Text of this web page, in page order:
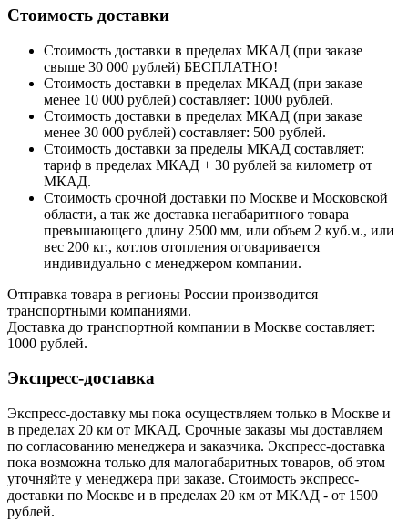
Стоимость доставки
Стоимость доставки в пределах МКАД (при заказе
свыше 30 000 рублей) БЕСПЛАТНО!
Стоимость доставки в пределах МКАД (при заказе
менее 10 000 рублей) составляет: 1000 рублей.
Стоимость доставки в пределах МКАД (при заказе
менее 30 000 рублей) составляет: 500 рублей.
Стоимость доставки за пределы МКАД составляет:
тариф в пределах МКАД + 30 рублей за километр от
МКАД.
Стоимость срочной доставки по Москве и Московской
области, а так же доставка негабаритного товара
превышающего длину 2500 мм, или объем 2 куб.м., или
вес 200 кг., котлов отопления оговаривается
индивидуально с менеджером компании.
Отправка товара в регионы России производится
транспортными компаниями.
Доставка до транспортной компании в Москве составляет:
1000 рублей.
Экспресс-доставка
Экспресс-доставку мы пока осуществляем только в Москве и
в пределах 20 км от МКАД. Срочные заказы мы доставляем
по согласованию менеджера и заказчика. Экспресс-доставка
пока возможна только для малогабаритных товаров, об этом
уточняйте у менеджера при заказе. Стоимость экспресс-
доставки по Москве и в пределах 20 км от МКАД - от 1500
рублей.